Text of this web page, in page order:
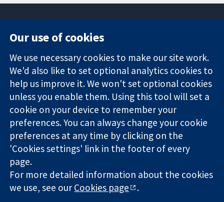
Trusted
evidence.
Informed
decisions.
Better health.
Square
London
W1G 0AN
ஐக்கிய
இராச்சியம்
News
Press office
About us
Jobs
Cochrane
Library
The Cochrane Collaboration is a charity (no. 1045921) and a
company limited by guarantee (no. 03044323) registered in
England & Wales. VAT registration number GB 718 2127 49.
Copyright © 2026 The Cochrane Collaboration
Our use of cookies
We use necessary cookies to make our site work.
We'd also like to set optional analytics cookies to
help us improve it. We won't set optional cookies
unless you enable them. Using this tool will set a
cookie on your device to remember your
preferences. You can always change your cookie
preferences at any time by clicking on the
'Cookies settings' link in the footer of every
page.
For more detailed information about the cookies
we use, see ourCookies page .